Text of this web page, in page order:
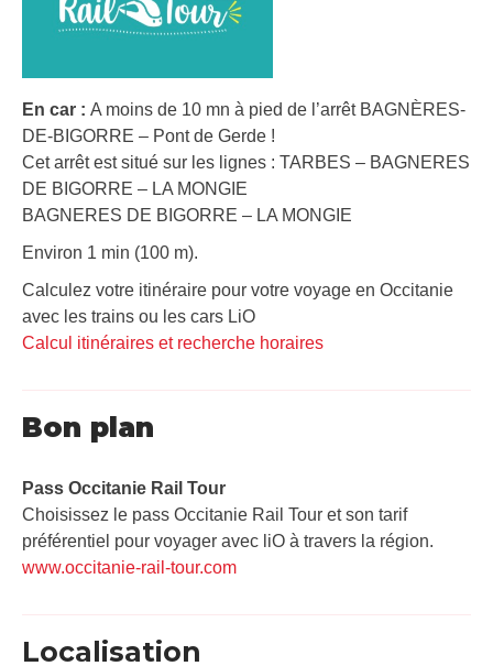
En car : A moins de 10 mn à pied de l’arrêt BAGNÈRES-
DE-BIGORRE – Pont de Gerde !
Cet arrêt est situé sur les lignes : TARBES – BAGNERES
DE BIGORRE – LA MONGIE
BAGNERES DE BIGORRE – LA MONGIE
Environ 1 min (100 m).
Calculez votre itinéraire pour votre voyage en Occitanie
avec les trains ou les cars LiO
Calcul itinéraires et recherche horaires
Bon plan
Pass Occitanie Rail Tour​
Choisissez le pass Occitanie Rail Tour et son tarif
préférentiel pour voyager avec liO à travers la région.
www.occitanie-rail-tour.com
Localisation